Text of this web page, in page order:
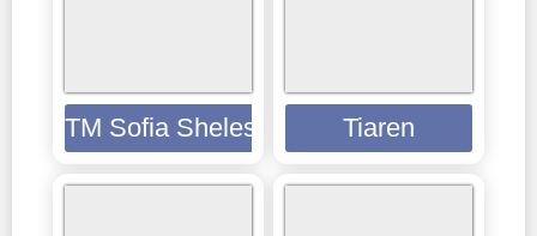
ТМ Sofia Shelest Tiaren